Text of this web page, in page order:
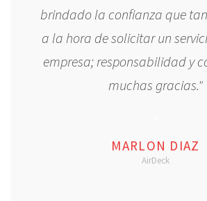
brindado la confianza que
a la hora de solicitar un
empresa; responsabilidad y
muchas gracias."
MARLON DIAZ
AirDeck